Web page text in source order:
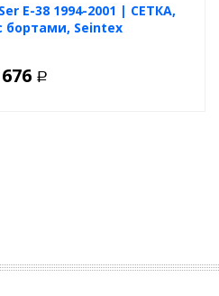
E-38 1994-2001 | СЕТКА,
бортами, Seintex
Р